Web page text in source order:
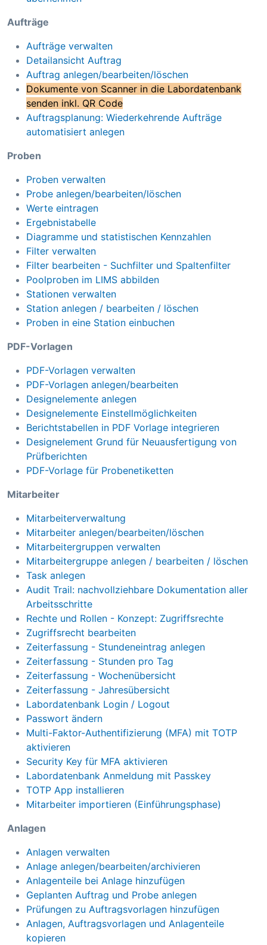
Aufträge
Aufträge verwalten
Detailansicht Auftrag
Auftrag anlegen/bearbeiten/löschen
Dokumente von Scanner in die Labordatenbank
senden inkl. QR Code
Auftragsplanung: Wiederkehrende Aufträge
automatisiert anlegen
Proben
Proben verwalten
Probe anlegen/bearbeiten/löschen
Werte eintragen
Ergebnistabelle
Diagramme und statistischen Kennzahlen
Filter verwalten
Filter bearbeiten - Suchfilter und Spaltenfilter
Poolproben im LIMS abbilden
Stationen verwalten
Station anlegen / bearbeiten / löschen
Proben in eine Station einbuchen
PDF-Vorlagen
PDF-Vorlagen verwalten
PDF-Vorlagen anlegen/bearbeiten
Designelemente anlegen
Designelemente Einstellmöglichkeiten
Berichtstabellen in PDF Vorlage integrieren
Designelement Grund für Neuausfertigung von
Prüfberichten
PDF-Vorlage für Probenetiketten
Mitarbeiter
Mitarbeiterverwaltung
Mitarbeiter anlegen/bearbeiten/löschen
Mitarbeitergruppen verwalten
Mitarbeitergruppe anlegen / bearbeiten / löschen
Task anlegen
Audit Trail: nachvollziehbare Dokumentation aller
Arbeitsschritte
Rechte und Rollen - Konzept: Zugriffsrechte
Zugriffsrecht bearbeiten
Zeiterfassung - Stundeneintrag anlegen
Zeiterfassung - Stunden pro Tag
Zeiterfassung - Wochenübersicht
Zeiterfassung - Jahresübersicht
Labordatenbank Login / Logout
Passwort ändern
Multi-Faktor-Authentifizierung (MFA) mit TOTP
aktivieren
Security Key für MFA aktivieren
Labordatenbank Anmeldung mit Passkey
TOTP App installieren
Mitarbeiter importieren (Einführungsphase)
Anlagen
Anlagen verwalten
Anlage anlegen/bearbeiten/archivieren
Anlagenteile bei Anlage hinzufügen
Geplanten Auftrag und Probe anlegen
Prüfungen zu Auftragsvorlagen hinzufügen
Anlagen, Auftragsvorlagen und Anlagenteile
kopieren